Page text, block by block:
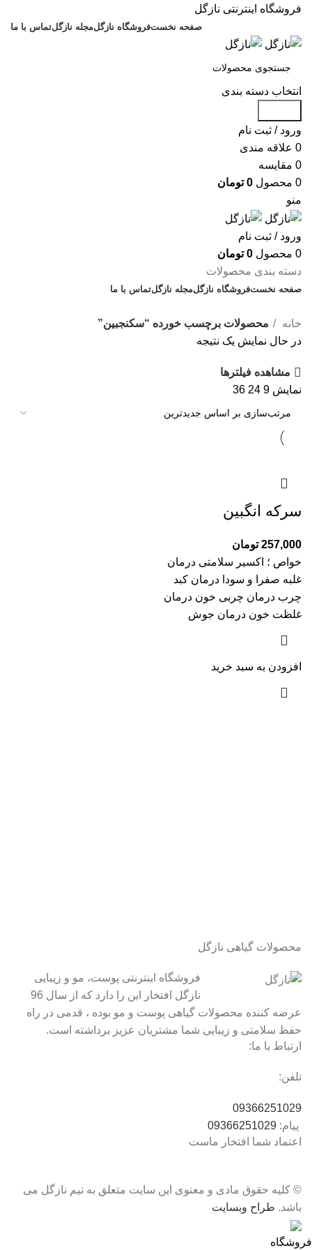
فروشگاه اینترنتی نازگل
صفحه نخستفروشگاه نازگلمجله نازگلتماس با ما
انتخاب دسته بندی
ورود / ثبت نام
0 علاقه مندی
0 مقایسه
0 محصول 0 تومان
منو
ورود / ثبت نام
0 محصول 0 تومان
دسته بندی محصولات
صفحه نخستفروشگاه نازگلمجله نازگلتماس با ما
خانه
محصولات برچسب خورده “سکنجبین”
در حال نمایش یک نتیجه
مشاهده فیلترها
نمایش 9
24
36
سرکه انگبین
257,000 تومان
خواص ؛ اکسیر سلامتی درمان
غلبه صفرا و سودا درمان کبد
چرب درمان چربی خون درمان
غلظت خون درمان جوش
افزودن به سبد خرید
محصولات گیاهی نازگل
فروشگاه اینترنتی پوست، مو و زیبایی
نازگل افتخار این را دارد که از سال 96
عرضه کننده محصولات گیاهی پوست و مو بوده ، قدمی در راه
حفظ سلامتی و زیبایی شما مشتریان عزیز برداشته است.
ارتباط با ما:
تلفن:
09366251029
پیام: 09366251029
اعتماد شما افتخار ماست
© کلیه حقوق مادی و معنوی این سایت متعلق به تیم نازگل می
باشد. طراح وبسایت
فروشگاه